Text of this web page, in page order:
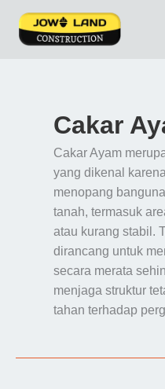
konten
Cakar
Cakar Ayam
yang dikenal
menopang
tanah, termasuk
atau kurang stabil.
dirancang untuk
secara merata
menjaga struktur
tahan terhadap